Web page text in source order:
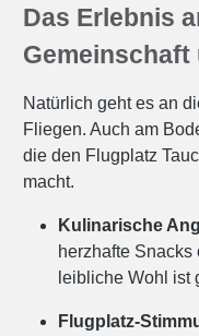
Das Erlebnis
Gemeinschaft
Natürlich geht es an
Fliegen. Auch am
die den Flugplatz
macht.
Kulinarische
herzhafte Snacks
leibliche Wohl ist
Flugplatz-